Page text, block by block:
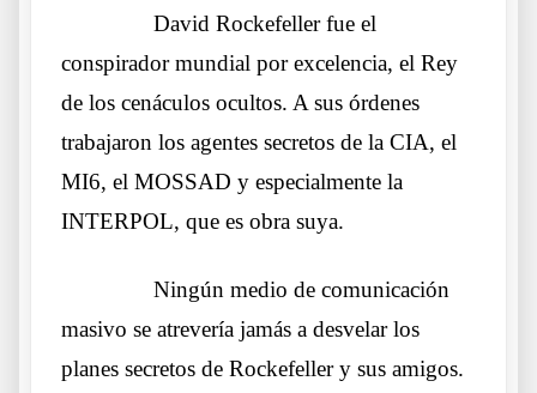
David Rockefeller fue el
conspirador mundial por excelencia, el Rey
de los cenáculos ocultos. A sus órdenes
trabajaron los agentes secretos de la CIA, el
MI6, el MOSSAD y especialmente la
INTERPOL, que es obra suya.
Ningún medio de comunicación
masivo se atrevería jamás a desvelar los
planes secretos de Rockefeller y sus amigos.